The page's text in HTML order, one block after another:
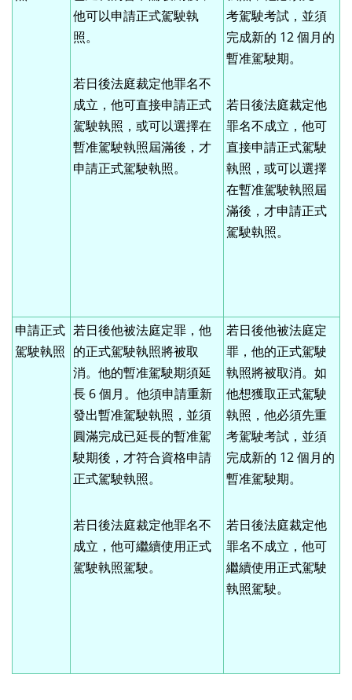
他可以申請正式駕駛執
照。
若日後法庭裁定他罪名不
成立，他可直接申請正式
駕駛執照，或可以選擇在
暫准駕駛執照屆滿後，才
申請正式駕駛執照。
考駕駛考試，並須
完成新的 12 個月的
暫准駕駛期。
若日後法庭裁定他
罪名不成立，他可
直接申請正式駕駛
執照，或可以選擇
在暫准駕駛執照屆
滿後，才申請正式
駕駛執照。
申請正式
駕駛執照
若日後他被法庭定罪，他
的正式駕駛執照將被取
消。他的暫准駕駛期須延
長 6 個月。他須申請重新
發出暫准駕駛執照，並須
圓滿完成已延長的暫准駕
駛期後，才符合資格申請
正式駕駛執照。
若日後法庭裁定他罪名不
成立，他可繼續使用正式
駕駛執照駕駛。
若日後他被法庭定
罪，他的正式駕駛
執照將被取消。如
他想獲取正式駕駛
執照，他必須先重
考駕駛考試，並須
完成新的 12 個月的
暫准駕駛期。
若日後法庭裁定他
罪名不成立，他可
繼續使用正式駕駛
執照駕駛。